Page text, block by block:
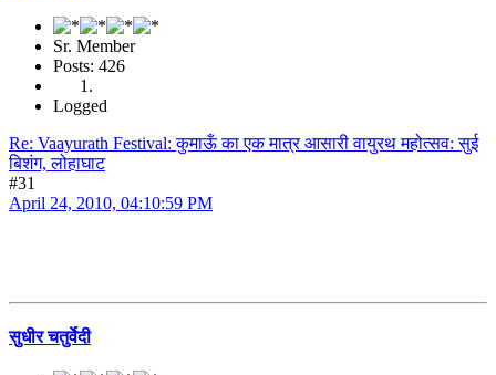
Sr. Member
Posts: 426
Logged
Re: Vaayurath Festival: कुमाऊँ का एक मात्र आसारी वायुरथ महोत्सव: सुई
बिशंग, लोहाघाट
#31
April 24, 2010, 04:10:59 PM
सुधीर चतुर्वेदी